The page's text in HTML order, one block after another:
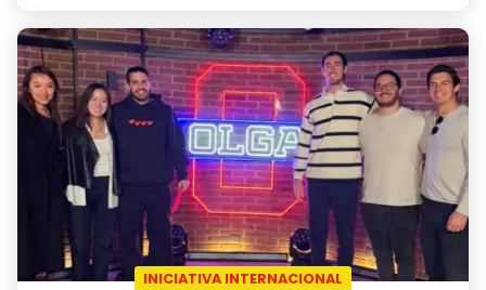
INICIATIVA INTERNACIONAL